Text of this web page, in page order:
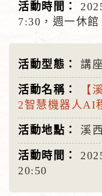
7:30，週一休館
講座
【
2智慧機器人AI
溪
20:50